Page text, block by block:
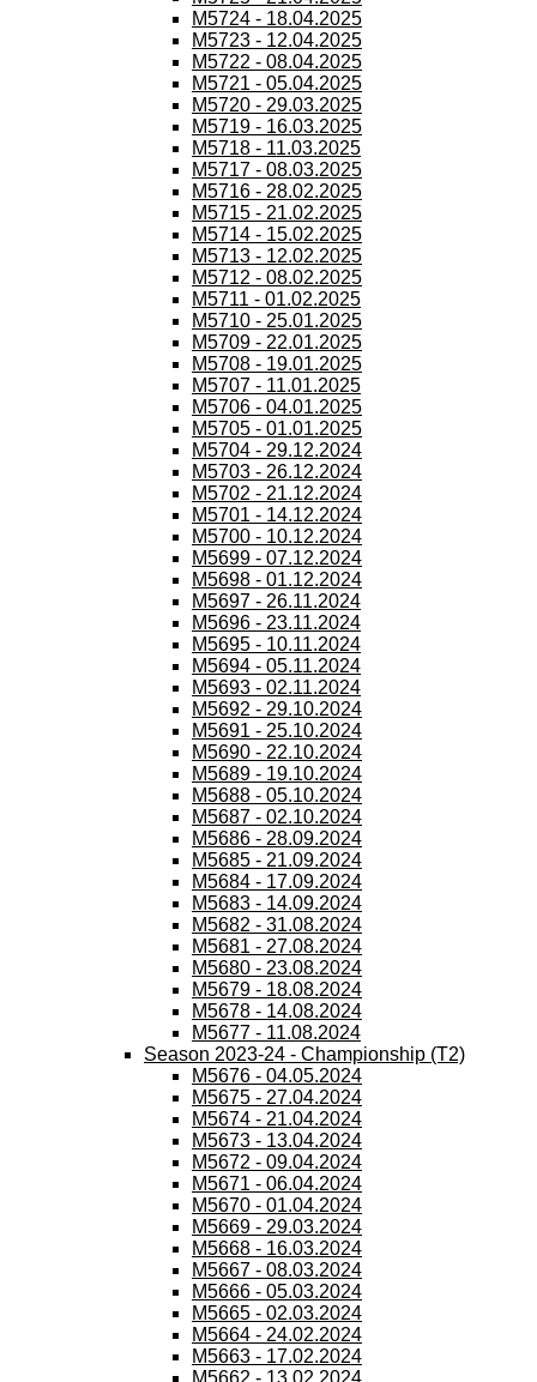
M5724 - 18.04.2025
M5723 - 12.04.2025
M5722 - 08.04.2025
M5721 - 05.04.2025
M5720 - 29.03.2025
M5719 - 16.03.2025
M5718 - 11.03.2025
M5717 - 08.03.2025
M5716 - 28.02.2025
M5715 - 21.02.2025
M5714 - 15.02.2025
M5713 - 12.02.2025
M5712 - 08.02.2025
M5711 - 01.02.2025
M5710 - 25.01.2025
M5709 - 22.01.2025
M5708 - 19.01.2025
M5707 - 11.01.2025
M5706 - 04.01.2025
M5705 - 01.01.2025
M5704 - 29.12.2024
M5703 - 26.12.2024
M5702 - 21.12.2024
M5701 - 14.12.2024
M5700 - 10.12.2024
M5699 - 07.12.2024
M5698 - 01.12.2024
M5697 - 26.11.2024
M5696 - 23.11.2024
M5695 - 10.11.2024
M5694 - 05.11.2024
M5693 - 02.11.2024
M5692 - 29.10.2024
M5691 - 25.10.2024
M5690 - 22.10.2024
M5689 - 19.10.2024
M5688 - 05.10.2024
M5687 - 02.10.2024
M5686 - 28.09.2024
M5685 - 21.09.2024
M5684 - 17.09.2024
M5683 - 14.09.2024
M5682 - 31.08.2024
M5681 - 27.08.2024
M5680 - 23.08.2024
M5679 - 18.08.2024
M5678 - 14.08.2024
M5677 - 11.08.2024
Season 2023-24 - Championship (T2)
M5676 - 04.05.2024
M5675 - 27.04.2024
M5674 - 21.04.2024
M5673 - 13.04.2024
M5672 - 09.04.2024
M5671 - 06.04.2024
M5670 - 01.04.2024
M5669 - 29.03.2024
M5668 - 16.03.2024
M5667 - 08.03.2024
M5666 - 05.03.2024
M5665 - 02.03.2024
M5664 - 24.02.2024
M5663 - 17.02.2024
M5662 - 13.02.2024